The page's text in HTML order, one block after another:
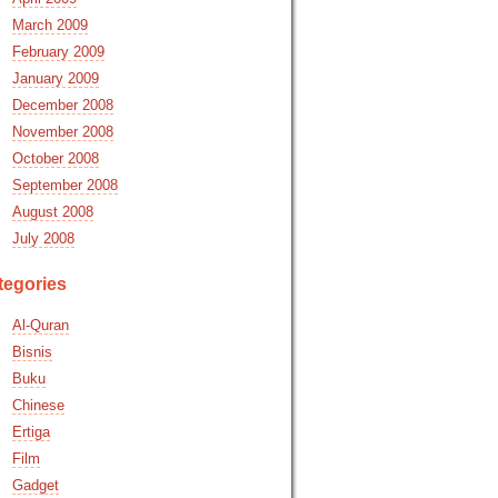
March 2009
February 2009
January 2009
December 2008
November 2008
October 2008
September 2008
August 2008
July 2008
Al-Quran
Bisnis
Buku
Chinese
Ertiga
Film
Gadget